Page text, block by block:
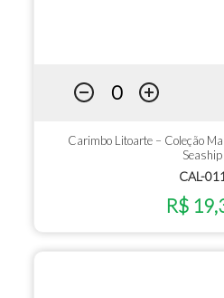
Carimbo Litoarte – Coleção
Seaship
CAL-011
R$